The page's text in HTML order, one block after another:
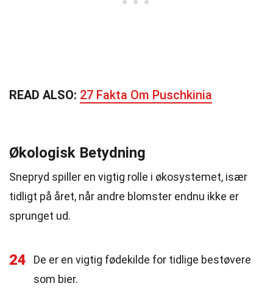
READ ALSO: 27 Fakta Om Puschkinia
Økologisk Betydning
Snepryd spiller en vigtig rolle i økosystemet, især
tidligt på året, når andre blomster endnu ikke er
sprunget ud.
24
De er en vigtig fødekilde for tidlige bestøvere
som bier.